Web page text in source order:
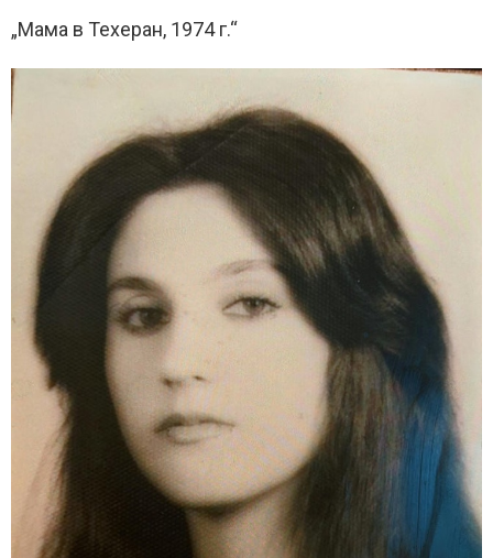
„Мама в Техеран, 1974 г.“